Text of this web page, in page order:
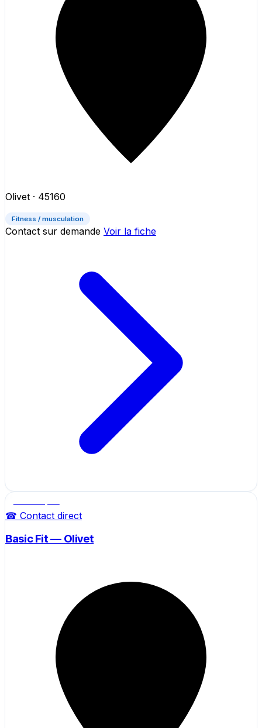
Olivet · 45160
Fitness / musculation
Contact sur demande Voir la fiche
☎ Contact direct
Basic Fit — Olivet